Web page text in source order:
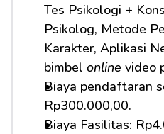
Tes Psikologi +
Psikolog, Metode
Karakter, Aplikasi
bimbel online video
Biaya pendaftaran
Rp300.000,00.
Biaya Fasilitas: